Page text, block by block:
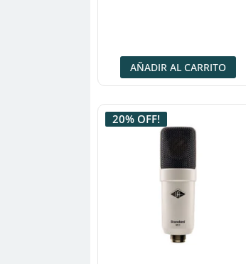
AÑADIR AL CARRITO
20% OFF!